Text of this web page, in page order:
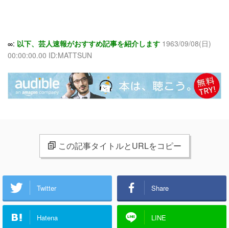
∞: 以下、芸人速報がおすすめ記事を紹介します 1963/09/08(日)
00:00:00.00 ID:MATTSUN
この記事タイトルとURLをコピー
Twitter Share
Hatena LINE